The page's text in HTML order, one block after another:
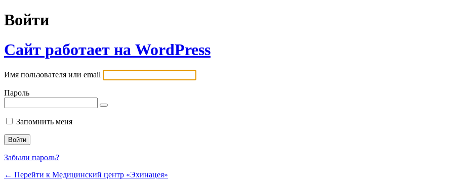
Войти
Сайт работает на WordPress
Имя пользователя или email
Пароль
Запомнить меня
Забыли пароль?
← Перейти к Медицинский центр «Эхинацея»